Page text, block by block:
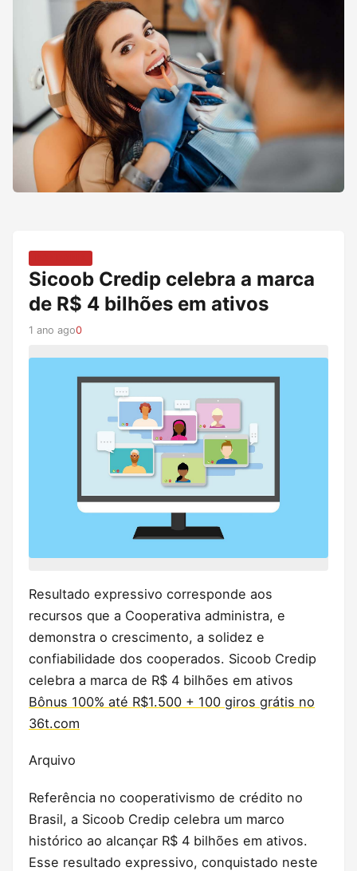
Sicoob Credip celebra a marca
de R$ 4 bilhões em ativos
1 ano ago0
Resultado expressivo corresponde aos
recursos que a Cooperativa administra, e
demonstra o crescimento, a solidez e
confiabilidade dos cooperados. Sicoob Credip
celebra a marca de R$ 4 bilhões em ativos
Bônus 100% até R$1.500 + 100 giros grátis no
36t.com
Arquivo
Referência no cooperativismo de crédito no
Brasil, a Sicoob Credip celebra um marco
histórico ao alcançar R$ 4 bilhões em ativos.
Esse resultado expressivo, conquistado neste